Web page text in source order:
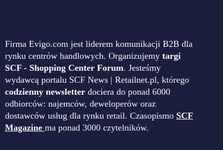
Firma Evigo.com jest liderem komunikacji B2B dla
rynku centrów handlowych. Organizujemy targi
SCF - Shopping Center Forum. Jesteśmy
wydawcą portalu SCF News | Retailnet.pl, którego
codzienny newsletter dociera do ponad 6000
odbiorców: najemców, deweloperów oraz
dostawców usług dla rynku retail. Czasopismo SCF
Magazine ma ponad 3000 czytelników.